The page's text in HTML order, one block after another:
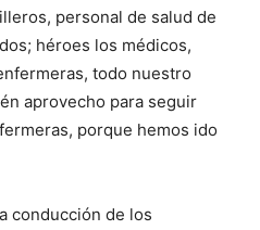
personal de salud de
héroes los médicos,
todo nuestro
aprovecho para seguir
porque hemos ido
conducción de los